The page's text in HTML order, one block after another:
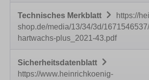
Technisches Merkblatt
https://
shop.de/media/13/34/3d/1671546537/
hartwachs-plus_2021-43.pdf
Sicherheitsdatenblatt
https://www.heinrichkoenig-